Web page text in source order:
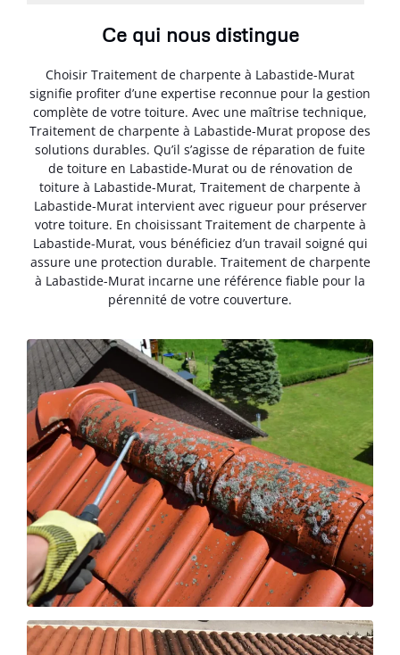
Ce qui nous distingue
Choisir Traitement de charpente à Labastide-Murat
signifie profiter d’une expertise reconnue pour la gestion
complète de votre toiture. Avec une maîtrise technique,
Traitement de charpente à Labastide-Murat propose des
solutions durables. Qu’il s’agisse de réparation de fuite
de toiture en Labastide-Murat ou de rénovation de
toiture à Labastide-Murat, Traitement de charpente à
Labastide-Murat intervient avec rigueur pour préserver
votre toiture. En choisissant Traitement de charpente à
Labastide-Murat, vous bénéficiez d’un travail soigné qui
assure une protection durable. Traitement de charpente
à Labastide-Murat incarne une référence fiable pour la
pérennité de votre couverture.